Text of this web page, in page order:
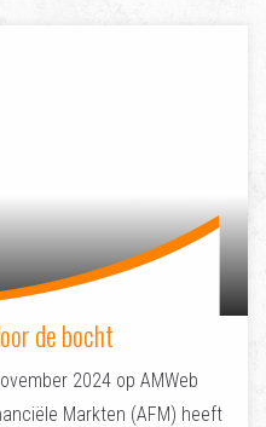
de bocht
2024 op AMWeb
Markten (AFM) heeft